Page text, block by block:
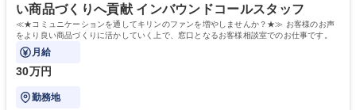
い商品づくりへ貢献 インバウンドコールスタッフ
≪★コミュニケーションを通してキリンのファンを増やしませんか？★≫ お客様のお声
をより良い商品づくりに活かしていく上で、窓口となるお客様相談室でのお仕事です。
月給
30万円
勤務地